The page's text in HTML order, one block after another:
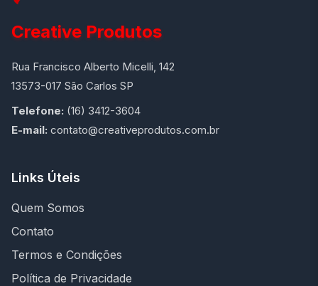
Creative Produtos
Rua Francisco Alberto Micelli, 142
13573-017 São Carlos SP
Telefone: (16) 3412-3604
E-mail: contato@creativeprodutos.com.br
Links Úteis
Quem Somos
Contato
Termos e Condições
Política de Privacidade